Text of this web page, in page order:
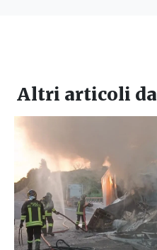
Altri articoli da